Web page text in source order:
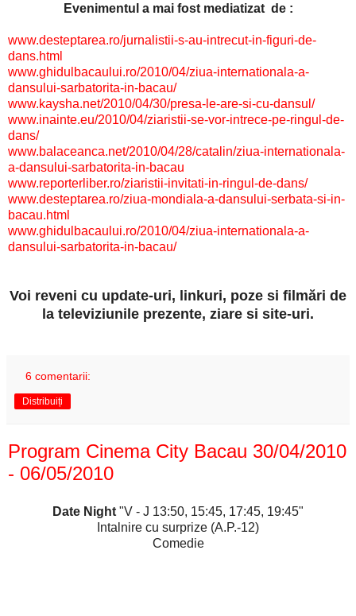
Evenimentul a mai fost mediatizat de :
www.desteptarea.ro/jurnalistii-s-au-intrecut-in-figuri-de-
dans.html
www.ghidulbacaului.ro/2010/04/ziua-internationala-a-
dansului-sarbatorita-in-bacau/
www.kaysha.net/2010/04/30/presa-le-are-si-cu-dansul/
www.inainte.eu/2010/04/ziaristii-se-vor-intrece-pe-ringul-de-
dans/
www.balaceanca.net/2010/04/28/catalin/ziua-internationala-
a-dansului-sarbatorita-in-bacau
www.reporterliber.ro/ziaristii-invitati-in-ringul-de-dans/
www.desteptarea.ro/ziua-mondiala-a-dansului-serbata-si-in-
bacau.html
www.ghidulbacaului.ro/2010/04/ziua-internationala-a-
dansului-sarbatorita-in-bacau/
Voi reveni cu update-uri, linkuri, poze si filmări de
la televiziunile prezente, ziare si site-uri.
6 comentarii:
Distribuiți
Program Cinema City Bacau 30/04/2010
- 06/05/2010
Date Night "V - J 13:50, 15:45, 17:45, 19:45"
Intalnire cu surprize (A.P.-12)
Comedie